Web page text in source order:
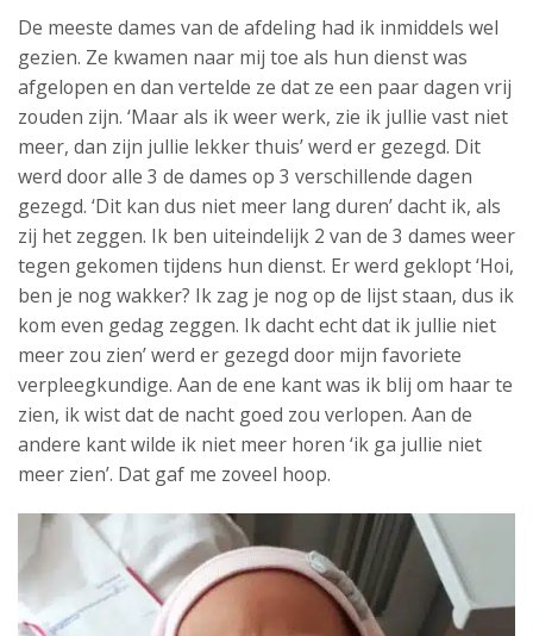
De meeste dames van de afdeling had ik inmiddels wel
gezien. Ze kwamen naar mij toe als hun dienst was
afgelopen en dan vertelde ze dat ze een paar dagen vrij
zouden zijn. ‘Maar als ik weer werk, zie ik jullie vast niet
meer, dan zijn jullie lekker thuis’ werd er gezegd. Dit
werd door alle 3 de dames op 3 verschillende dagen
gezegd. ‘Dit kan dus niet meer lang duren’ dacht ik, als
zij het zeggen. Ik ben uiteindelijk 2 van de 3 dames weer
tegen gekomen tijdens hun dienst. Er werd geklopt ‘Hoi,
ben je nog wakker? Ik zag je nog op de lijst staan, dus ik
kom even gedag zeggen. Ik dacht echt dat ik jullie niet
meer zou zien’ werd er gezegd door mijn favoriete
verpleegkundige. Aan de ene kant was ik blij om haar te
zien, ik wist dat de nacht goed zou verlopen. Aan de
andere kant wilde ik niet meer horen ‘ik ga jullie niet
meer zien’. Dat gaf me zoveel hoop.